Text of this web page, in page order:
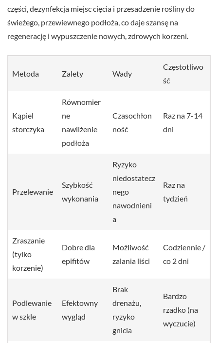
części, dezynfekcja miejsc cięcia i przesadzenie rośliny do
świeżego, przewiewnego podłoża, co daje szansę na
regenerację i wypuszczenie nowych, zdrowych korzeni.
Metoda Zalety Wady
Częstotliwo
ść
Kąpiel
storczyka
Równomier
ne
nawilżenie
podłoża
Czasochłon
ność
Raz na 7-14
dni
Przelewanie
Szybkość
wykonania
Ryzyko
niedostatecz
nego
nawodnieni
a
Raz na
tydzień
Zraszanie
(tylko
korzenie)
Dobre dla
epifitów
Możliwość
zalania liści
Codziennie /
co 2 dni
Podlewanie
w szkle
Efektowny
wygląd
Brak
drenażu,
ryzyko
gnicia
Bardzo
rzadko (na
wyczucie)